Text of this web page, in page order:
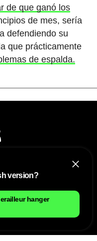
de que ganó los
de mes, sería
defendiendo su
que prácticamente
de espalda.
version?
hanger